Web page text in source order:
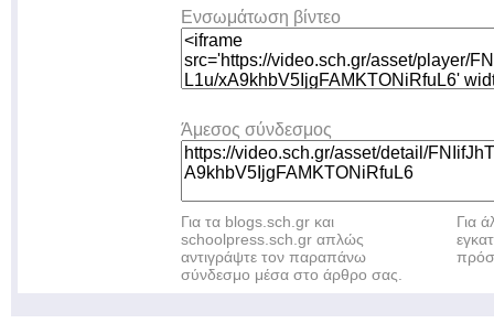
Ενσωμάτωση βίντεο
Άμεσος σύνδεσμος
Για τα blogs.sch.gr και
schoolpress.sch.gr απλώς
αντιγράψτε τον παραπάνω
σύνδεσμο μέσα στο άρθρο σας.
Για